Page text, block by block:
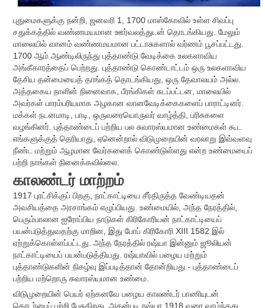
புதுமைகளுக்கு நன்றி, ஜனவரி 1, 1700 மாஸ்கோவில் உள்ள சிவப்பு
சதுக்கத்தில் வண்ணமயமான ஊர்வலத்துடன் தொடங்கியது. மேலும்
மாலையில் வானம் வண்ணமயமான பட்டாசுகளால் வர்ணம் பூசப்பட்டது.
1700 ஆம் ஆண்டிலிருந்து புத்தாண்டு வேடிக்கை உலகளாவிய
அங்கீகாரத்தைப் பெற்றது. புத்தாண்டு கொண்டாட்டம் ஒரு உலகளாவிய
தேசிய தன்மையைத் தாங்கத் தொடங்கியது, ஒரு தேவாலயம் அல்ல.
அத்தகைய நாளின் நினைவாக, பீரங்கிகள் சுடப்பட்டன, மாலையில்
அவர்கள் பாரம்பரியமாக அழகான வானவேடிக்கைகளைப் பாராட்டினர்.
மக்கள் நடனமாடி, பாடி, ஒருவரையொருவர் வாழ்த்தி, பரிசுகளை
வழங்கினர். புத்தாண்டைப் பற்றிய பல சுவாரஸ்யமான உண்மைகள் கூட
எங்களுக்குத் தெரியாது, ஏனென்றால் விடுமுறையின் வரலாறு இவ்வளவு
நீண்ட மற்றும் ஆழமான வேர்களைக் கொண்டுள்ளது என்ற உண்மையைப்
பற்றி நாங்கள் நினைக்கவில்லை.
காலண்டர் மாற்றம்
1917 புரட்சிக்குப் பிறகு, நாட்காட்டியை சீர்திருத்த வேண்டியதன்
அவசியத்தை அரசாங்கம் எழுப்பியது. உண்மையில், அந்த நேரத்தில்,
பெரும்பாலான ஐரோப்பிய நாடுகள் கிரிகோரியன் நாட்காட்டியைப்
பயன்படுத்துவதற்கு மாறின, இது போப் கிரிகோரி XIII 1582 இல்
ஏற்றுக்கொள்ளப்பட்டது. அந்த நேரத்தில் ரஷ்யா இன்னும் ஜூலியன்
நாட்காட்டியைப் பயன்படுத்தியது. ரஷ்யாவில் பழைய மற்றும்
புத்தாண்டுகளின் நிகழ்வு இப்படித்தான் தோன்றியது - புத்தாண்டைப்
பற்றிய மற்றொரு சுவாரஸ்யமான உண்மை.
விடுமுறையின் பெயர் ஏற்கனவே பழைய காலண்டர் பாணியுடன்
தொடர்பைப் பற்றி பேசுகிறது, அதன்படி ரஷ்யா 1918 வரை வாழ்ந்தது.